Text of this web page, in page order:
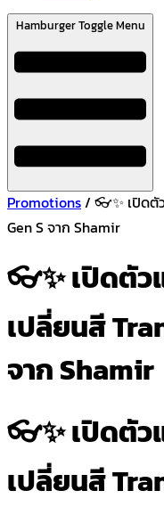
Hamburger Toggle Menu
Promotions/ 👓✨ เปิดตั
Gen S จาก Shamir
👓✨ เปิดตัว
เปลี่ยนสี
จาก Shamir
👓✨ เปิดตัว
เปลี่ยนสี